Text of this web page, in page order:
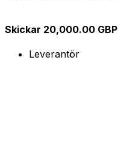
Skickar 20,000.00 GBP
Leverantör